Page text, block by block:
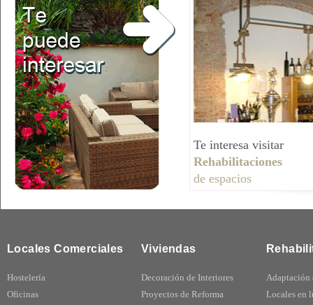
feb 9, 2012
Te interesa visitar
Rehabilitaciones
de espacios
Locales Comerciales
Hostelería
Oficinas
Viviendas
Decoración de Interiores
Proyectos de Reforma
Adaptación
Locales en